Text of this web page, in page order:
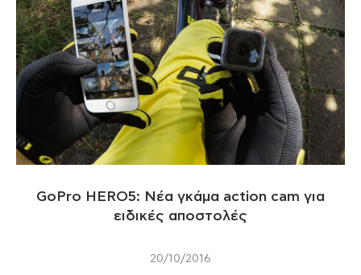
GoPro HERO5: Νέα γκάμα action cam για
ειδικές αποστολές
20/10/2016